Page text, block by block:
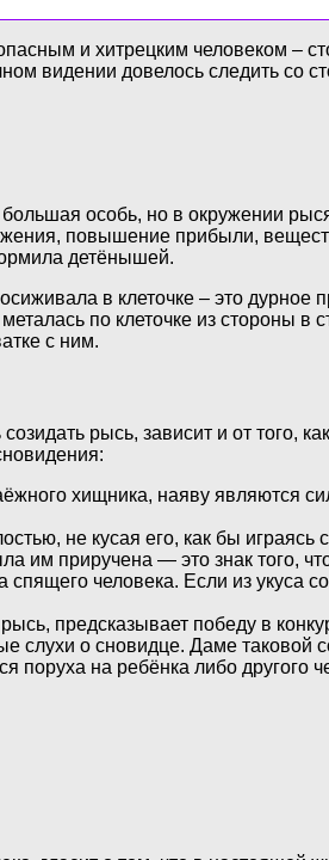
и хитрецким человеком –
видении довелось следить со
особь, но в окружении
повышение прибыли,
детёнышей.
в клеточке – это дурное
по клеточке из стороны
с ним.
рысь, зависит и от того,
хищника, наяву
не кусая его, как бы
приручена — это знак того,
человека. Если из укуса
предсказывает победу в
о сновидце. Даме таковой
на ребёнка либо другого